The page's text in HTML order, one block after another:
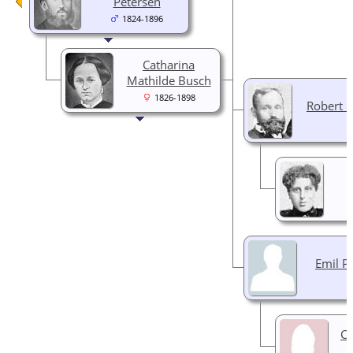
Robert
Emil
1824-1896
Catharina
Mathilde Busch
1826-1898